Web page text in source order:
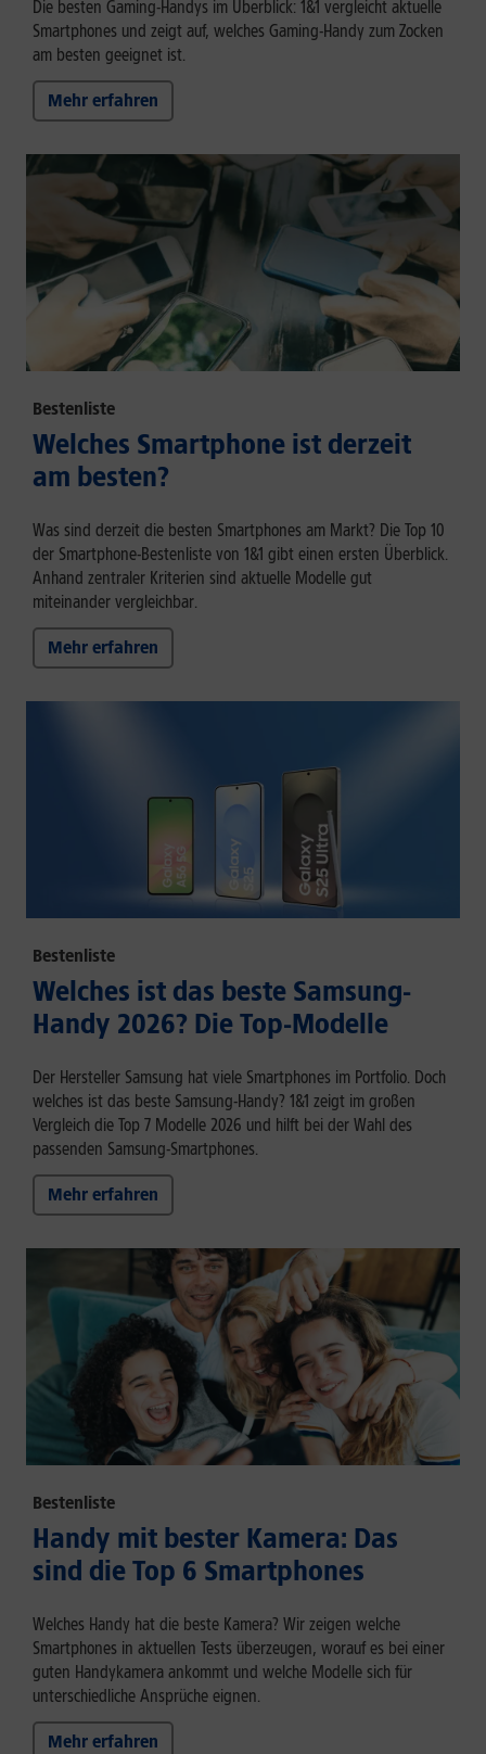
Die besten Gaming-Handys im Überblick: 1&1 vergleicht aktuelle
Smartphones und zeigt auf, welches Gaming-Handy zum Zocken
am besten geeignet ist.
Mehr erfahren
Bestenliste
Welches Smartphone ist derzeit
am besten?
Was sind derzeit die besten Smartphones am Markt? Die Top 10
der Smartphone-Bestenliste von 1&1 gibt einen ersten Überblick.
Anhand zentraler Kriterien sind aktuelle Modelle gut
miteinander vergleichbar.
Mehr erfahren
Bestenliste
Welches ist das beste Samsung-
Handy 2026? Die Top-Modelle
Der Hersteller Samsung hat viele Smartphones im Portfolio. Doch
welches ist das beste Samsung-Handy? 1&1 zeigt im großen
Vergleich die Top 7 Modelle 2026 und hilft bei der Wahl des
passenden Samsung-Smartphones.
Mehr erfahren
Bestenliste
Handy mit bester Kamera: Das
sind die Top 6 Smartphones
Welches Handy hat die beste Kamera? Wir zeigen welche
Smartphones in aktuellen Tests überzeugen, worauf es bei einer
guten Handykamera ankommt und welche Modelle sich für
unterschiedliche Ansprüche eignen.
Mehr erfahren